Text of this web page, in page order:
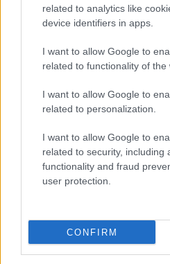
related to analytics like
device identifiers in apps.
I want to allow Google to
related to functionality of the
I want to allow Google to
related to personalization.
I want to allow Google to
related to security, including
functionality and fraud
user protection.
CONFIRM
A ZTE nem nyugszik
- közlemény
ütközése miatt tiltakoznak
Itt állíthatod be,
Tetszett a cikk?